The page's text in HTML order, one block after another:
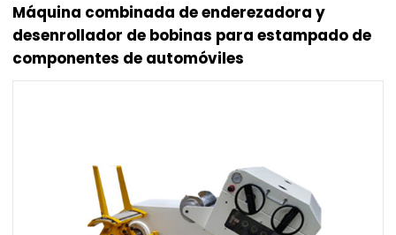
Máquina combinada de enderezadora y
desenrollador de bobinas para estampado de
componentes de automóviles